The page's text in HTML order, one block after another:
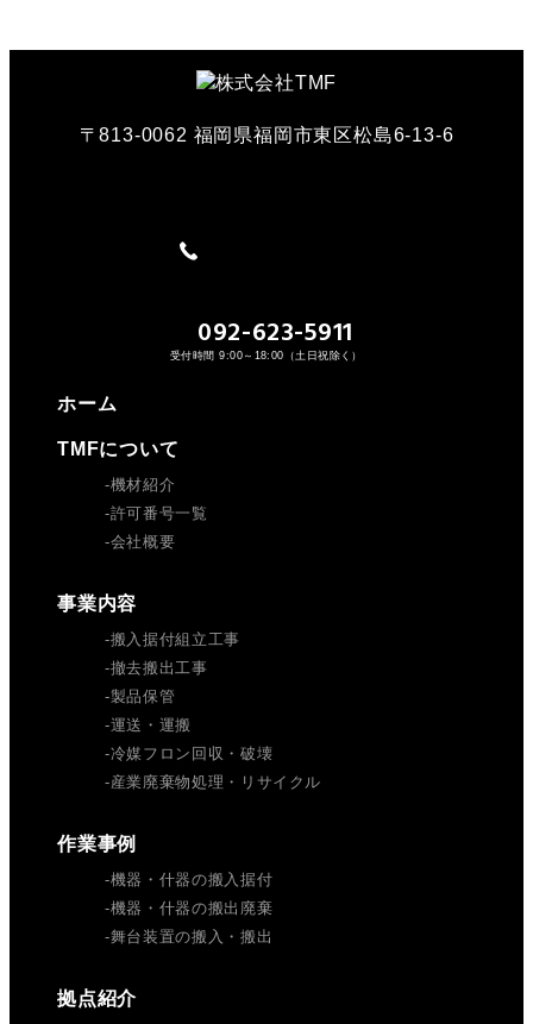
〒813-0062 福岡県福岡市東区松島6-13-6
092-623-5911
受付時間 9:00～18:00（土日祝除く）
ホーム
TMFについて
機材紹介
許可番号一覧
会社概要
事業内容
搬入据付組立工事
撤去搬出工事
製品保管
運送・運搬
冷媒フロン回収・破壊
産業廃棄物処理・リサイクル
作業事例
機器・什器の搬入据付
機器・什器の搬出廃棄
舞台装置の搬入・搬出
拠点紹介